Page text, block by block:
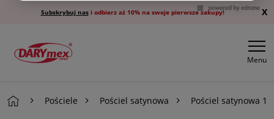
Subskrybuj nasi odbierz aż 10% na swoje pierwsze zakupy! X
Menu
Pościele Pościel satynowa Pościel satynowa